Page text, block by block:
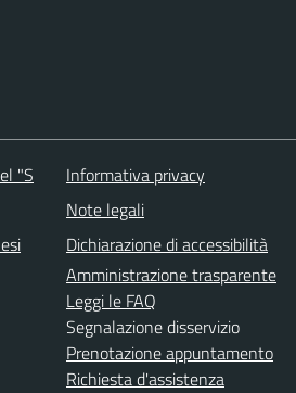
"S
Informativa privacy
Note legali
Dichiarazione di accessibilità
Amministrazione trasparente
Leggi le FAQ
Segnalazione disservizio
Prenotazione appuntamento
Richiesta d'assistenza